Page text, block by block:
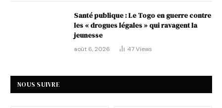
Santé publique : Le Togo en guerre contre
les « drogues légales » qui ravagent la
jeunesse
août 6, 2026 47Views
NOUS SUIVRE